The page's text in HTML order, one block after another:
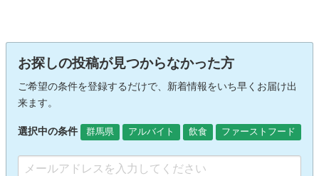
お探しの投稿が見つからなかった方
ご希望の条件を登録するだけで、新着情報をいち早くお届け出
来ます。
選択中の条件 群馬県 アルバイト 飲食 ファーストフード